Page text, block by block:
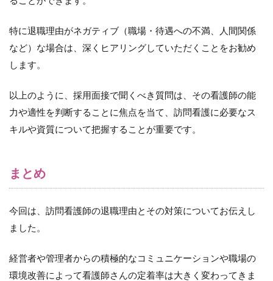
特に退職理由がネガティブ（職場・待遇への不満、人間関係
など）な場合は、深くヒアリングしていただくことをお勧め
します。
以上のように、採用面接で聞くべき質問は、その看護師の能
力や適性を判断することに焦点を当て、訪問看護に必要なス
キルや資質について把握することが重要です。
まとめ
今回は、訪問看護師の退職理由とその対策についてお伝えし
ました。
経営者や管理者からの積極的なコミュニケーションや職場の
環境改善によって看護師さんの定着率は大きく変わってきま